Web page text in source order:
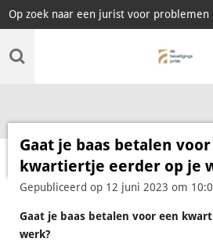
Ga
naar
hoofdinhoud
Op zoek naar een jurist voor problemen
Gaat je baas betalen
kwartiertje eerder op je
Gepubliceerd op 12 juni 2023 om
Gaat je baas betalen voor een
werk?